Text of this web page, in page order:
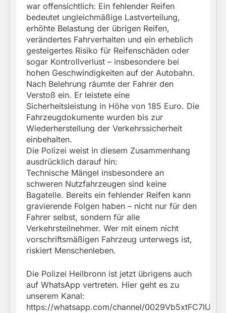
war offensichtlich: Ein fehlender Reifen
bedeutet ungleichmäßige Lastverteilung,
erhöhte Belastung der übrigen Reifen,
verändertes Fahrverhalten und ein erheblich
gesteigertes Risiko für Reifenschäden oder
sogar Kontrollverlust – insbesondere bei
hohen Geschwindigkeiten auf der Autobahn.
Nach Belehrung räumte der Fahrer den
Verstoß ein. Er leistete eine
Sicherheitsleistung in Höhe von 185 Euro. Die
Fahrzeugdokumente wurden bis zur
Wiederherstellung der Verkehrssicherheit
einbehalten.
Die Polizei weist in diesem Zusammenhang
ausdrücklich darauf hin:
Technische Mängel insbesondere an
schweren Nutzfahrzeugen sind keine
Bagatelle. Bereits ein fehlender Reifen kann
gravierende Folgen haben – nicht nur für den
Fahrer selbst, sondern für alle
Verkehrsteilnehmer. Wer mit einem nicht
vorschriftsmäßigen Fahrzeug unterwegs ist,
riskiert Menschenleben.
Die Polizei Heilbronn ist jetzt übrigens auch
auf WhatsApp vertreten. Hier geht es zu
unserem Kanal:
https://whatsapp.com/channel/